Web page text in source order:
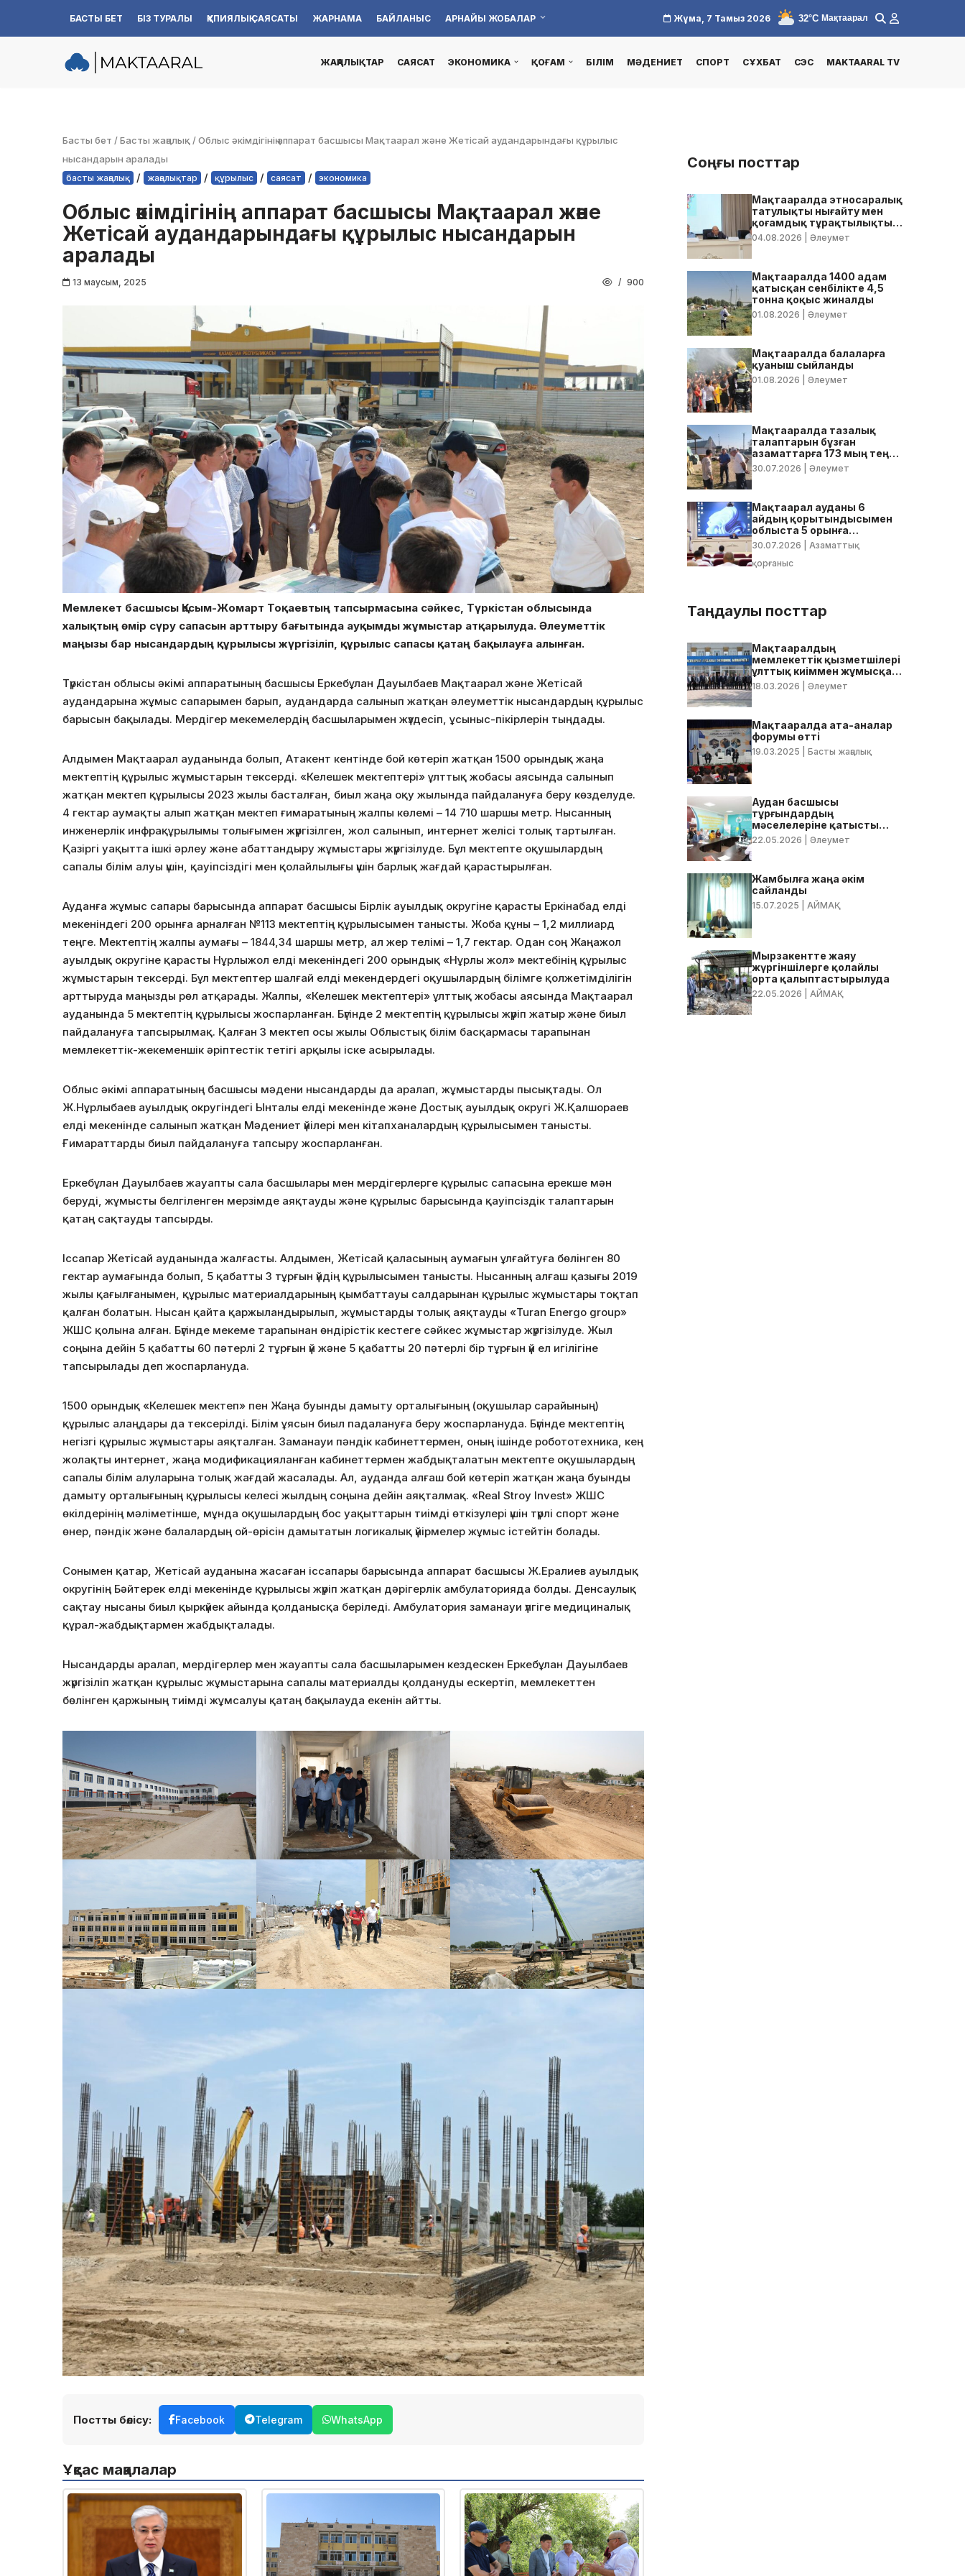
Skip
БАСТЫ БЕТ БІЗ ТУРАЛЫ ҚҰПИЯЛЫҚ САЯСАТЫ ЖАРНАМА БАЙЛАНЫС АРНАЙЫ ЖОБАЛАР Жұма, 7 Тамыз 2026 32°C Мақтаарал
ЖАҢАЛЫҚТАР САЯСАТ ЭКОНОМИКА ҚОҒАМ БІЛІМ МӘДЕНИЕТ СПОРТ СҰХБАТ СЭС MAKTAARAL TV
Басты бет /Басты жаңалық /Облыс әкімдігінің аппарат басшысы Мақтаарал және Жетісай аудандарындағы құрылыс
нысандарын аралады
басты жаңалық / жаңалықтар / құрылыс / саясат / экономика
Облыс әкімдігінің аппарат басшысы Мақтаарал және
Жетісай аудандарындағы құрылыс нысандарын
аралады
13 маусым, 2025 900
Мемлекет басшысы Қасым-Жомарт Тоқаевтың тапсырмасына сәйкес, Түркістан облысында
халықтың өмір сүру сапасын арттыру бағытында ауқымды жұмыстар атқарылуда. Әлеуметтік
маңызы бар нысандардың құрылысы жүргізіліп, құрылыс сапасы қатаң бақылауға алынған.
Түркістан облысы әкімі аппаратының басшысы Еркебұлан Дауылбаев Мақтаарал және Жетісай
аудандарына жұмыс сапарымен барып, аудандарда салынып жатқан әлеуметтік нысандардың құрылыс
барысын бақылады. Мердігер мекемелердің басшыларымен жүздесіп, ұсыныс-пікірлерін тыңдады.
Алдымен Мақтаарал ауданында болып, Атакент кентінде бой көтеріп жатқан 1500 орындық жаңа
мектептің құрылыс жұмыстарын тексерді. «Келешек мектептері» ұлттық жобасы аясында салынып
жатқан мектеп құрылысы 2023 жылы басталған, биыл жаңа оқу жылында пайдалануға беру көзделуде.
4 гектар аумақты алып жатқан мектеп ғимаратының жалпы көлемі – 14 710 шаршы метр. Нысанның
инженерлік инфрақұрылымы толығымен жүргізілген, жол салынып, интернет желісі толық тартылған.
Қазіргі уақытта ішкі әрлеу және абаттандыру жұмыстары жүргізілуде. Бұл мектепте оқушылардың
сапалы білім алуы үшін, қауіпсіздігі мен қолайлылығы үшін барлық жағдай қарастырылған.
Ауданға жұмыс сапары барысында аппарат басшысы Бірлік ауылдық округіне қарасты Еркінабад елді
мекеніндегі 200 орынға арналған №113 мектептің құрылысымен танысты. Жоба құны – 1,2 миллиард
теңге. Мектептің жалпы аумағы – 1844,34 шаршы метр, ал жер телімі – 1,7 гектар. Одан соң Жаңажол
ауылдық округіне қарасты Нұрлыжол елді мекеніндегі 200 орындық «Нұрлы жол» мектебінің құрылыс
жұмыстарын тексерді. Бұл мектептер шалғай елді мекендердегі оқушылардың білімге қолжетімділігін
арттыруда маңызды рөл атқарады. Жалпы, «Келешек мектептері» ұлттық жобасы аясында Мақтаарал
ауданында 5 мектептің құрылысы жоспарланған. Бүгінде 2 мектептің құрылысы жүріп жатыр және биыл
пайдалануға тапсырылмақ. Қалған 3 мектеп осы жылы Облыстық білім басқармасы тарапынан
мемлекеттік-жекеменшік әріптестік тетігі арқылы іске асырылады.
Облыс әкімі аппаратының басшысы мәдени нысандарды да аралап, жұмыстарды пысықтады. Ол
Ж.Нұрлыбаев ауылдық округіндегі Ынталы елді мекенінде және Достық ауылдық округі Ж.Қалшораев
елді мекенінде салынып жатқан Мәдениет үйілері мен кітапханалардың құрылысымен танысты.
Ғимараттарды биыл пайдалануға тапсыру жоспарланған.
Еркебұлан Дауылбаев жауапты сала басшылары мен мердігерлерге құрылыс сапасына ерекше мән
беруді, жұмысты белгіленген мерзімде аяқтауды және құрылыс барысында қауіпсіздік талаптарын
қатаң сақтауды тапсырды.
Іссапар Жетісай ауданында жалғасты. Алдымен, Жетісай қаласының аумағын ұлғайтуға бөлінген 80
гектар аумағында болып, 5 қабатты 3 тұрғын үйдің құрылысымен танысты. Нысанның алғаш қазығы 2019
жылы қағылғанымен, құрылыс материалдарының қымбаттауы салдарынан құрылыс жұмыстары тоқтап
қалған болатын. Нысан қайта қаржыландырылып, жұмыстарды толық аяқтауды «Turan Energo group»
ЖШС қолына алған. Бүгінде мекеме тарапынан өндірістік кестеге сәйкес жұмыстар жүргізілуде. Жыл
соңына дейін 5 қабатты 60 пәтерлі 2 тұрғын үй және 5 қабатты 20 пәтерлі бір тұрғын үй ел игілігіне
тапсырылады деп жоспарлануда.
1500 орындық «Келешек мектеп» пен Жаңа буынды дамыту орталығының (оқушылар сарайының)
құрылыс алаңдары да тексерілді. Білім ұясын биыл падалануға беру жоспарлануда. Бүгінде мектептің
негізгі құрылыс жұмыстары аяқталған. Заманауи пәндік кабинеттермен, оның ішінде робототехника, кең
жолақты интернет, жаңа модификацияланған кабинеттермен жабдықталатын мектепте оқушылардың
сапалы білім алуларына толық жағдай жасалады. Ал, ауданда алғаш бой көтеріп жатқан жаңа буынды
дамыту орталығының құрылысы келесі жылдың соңына дейін аяқталмақ. «Real Stroy Invest» ЖШС
өкілдерінің мәліметінше, мұнда оқушылардың бос уақыттарын тиімді өткізулері үшін түрлі спорт және
өнер, пәндік және балалардың ой-өрісін дамытатын логикалық үйірмелер жұмыс істейтін болады.
Сонымен қатар, Жетісай ауданына жасаған іссапары барысында аппарат басшысы Ж.Ералиев ауылдық
округінің Бәйтерек елді мекенінде құрылысы жүріп жатқан дәрігерлік амбулаторияда болды. Денсаулық
сақтау нысаны биыл қыркүйек айында қолданысқа беріледі. Амбулатория заманауи үлгіге медициналық
құрал-жабдықтармен жабдықталады.
Нысандарды аралап, мердігерлер мен жауапты сала басшыларымен кездескен Еркебұлан Дауылбаев
жүргізіліп жатқан құрылыс жұмыстарына сапалы материалды қолдануды ескертіп, мемлекеттен
бөлінген қаржының тиімді жұмсалуы қатаң бақылауда екенін айтты.
Постты бөлісу: Facebook Telegram WhatsApp
Ұқсас мақалалар
Соңғы посттар
Мақтааралда этносаралық
татулықты нығайту мен
қоғамдық тұрақтылықты
қамтамасыз ету бойынша
жедел кеңес өтті
04.08.2026 | Әлеумет
Мақтааралда 1400 адам
қатысқан сенбілікте 4,5
тонна қоқыс жиналды
01.08.2026 | Әлеумет
Мақтааралда балаларға
қуаныш сыйланды
01.08.2026 | Әлеумет
Мақтааралда тазалық
талаптарын бұзған
азаматтарға 173 мың теңге
көлемінде айыппұл
30.07.2026 | Әлеумет
Мақтаарал ауданы 6
айдың қорытындысымен
облыста 5 орынға
тұрақтады
30.07.2026 | Азаматтық
қорғаныс
Таңдаулы посттар
Мақтааралдың
мемлекеттік қызметшілері
ұлттық киіммен жұмысқа
келді
18.03.2026 | Әлеумет
Мақтааралда ата-аналар
форумы өтті
19.03.2025 | Басты жаңалық
Аудан басшысы
тұрғындардың
мәселелеріне қатысты
нақты тапсырмалар берді
22.05.2026 | Әлеумет
Жамбылға жаңа әкім
сайланды
15.07.2025 | АЙМАҚ
Мырзакентте жаяу
жүргіншілерге қолайлы
орта қалыптастырылуда
22.05.2026 | АЙМАҚ